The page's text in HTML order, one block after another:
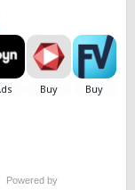
Powered by